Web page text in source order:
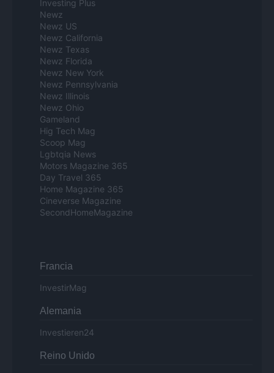
Investing Plus
Newz
Newz US
Newz California
Newz Texas
Newz Florida
Newz New York
Newz Pennsylvania
Newz Illinois
Newz Ohio
Gameland
Hig Tech Mag
Scoop Mag
Lgbtqia News
Motors Magazine 365
Day Travel 365
Home Magazine 365
Cineverse Magazine
SecondHomeMagazine
Francia
InvestirMag
Alemania
Investieren24
Reino Unido